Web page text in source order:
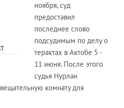
ноября, суд
предоставил
последнее слово
подсудимым по делу о
терактах в Актобе 5 -
11 июня. После этого
судья Нурлан
комнату для